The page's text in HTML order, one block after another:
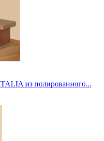
из полированного...